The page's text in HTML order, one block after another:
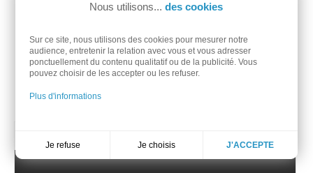
Vidéos : Pack Electrolux
myPRO ZIP
Nous utilisons... des cookies
Sur ce site, nous utilisons des cookies pour mesurer notre
audience, entretenir la relation avec vous et vous adresser
ponctuellement du contenu qualitatif ou de la publicité. Vous
pouvez choisir de les accepter ou les refuser.
Plus d'informations
Je refuse Je choisis J'ACCEPTE